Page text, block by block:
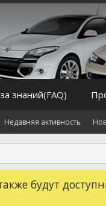
будут
Недавняя активность
знаний(FAQ)